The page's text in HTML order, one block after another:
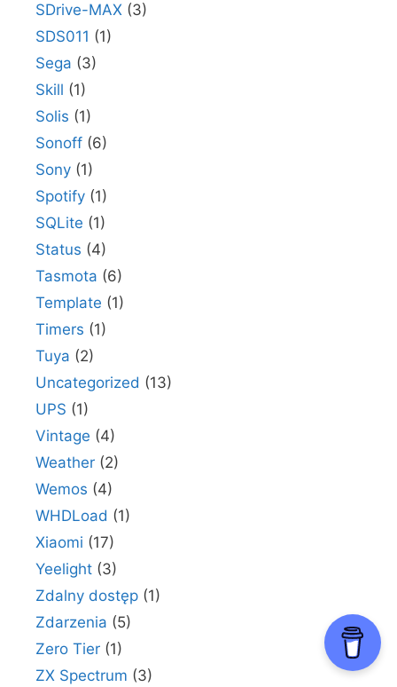
SDrive-MAX (3)
SDS011 (1)
Sega (3)
Skill (1)
Solis (1)
Sonoff (6)
Sony (1)
Spotify (1)
SQLite (1)
Status (4)
Tasmota (6)
Template (1)
Timers (1)
Tuya (2)
Uncategorized (13)
UPS (1)
Vintage (4)
Weather (2)
Wemos (4)
WHDLoad (1)
Xiaomi (17)
Yeelight (3)
Zdalny dostęp (1)
Zdarzenia (5)
Zero Tier (1)
ZX Spectrum (3)